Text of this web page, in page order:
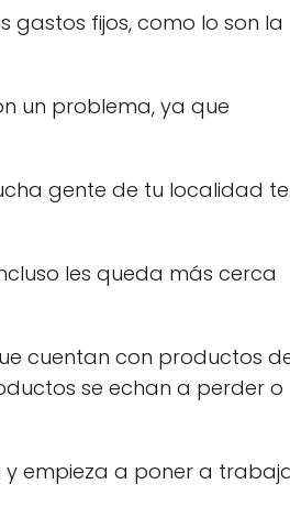
gastos fijos, como lo son la
un problema, ya que
gente de tu localidad te
les queda más cerca
cuentan con productos
se echan a perder o
y empieza a poner a